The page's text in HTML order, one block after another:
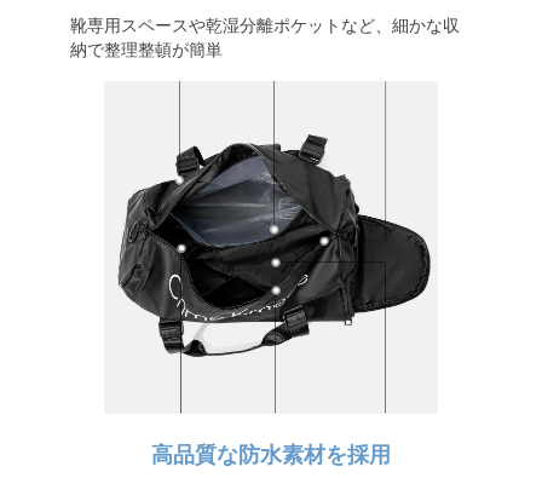
靴専用スペースや乾湿分離ポケットなど、細かな収
納で整理整頓が簡単
高品質な防水素材を採用